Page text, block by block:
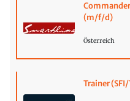
(m/f/d)
Österreich
Trainer